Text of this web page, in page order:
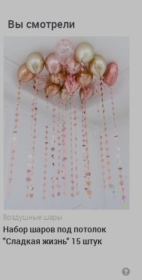
Вы смотрели
Воздушные шары
Набор шаров под потолок
"Сладкая жизнь" 15 штук